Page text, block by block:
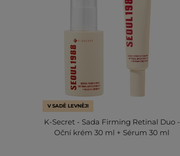
V SADĚ LEVNĚJI
K-Secret - Sada Firming Retinal Duo -
Oční krém 30 ml + Sérum 30 ml